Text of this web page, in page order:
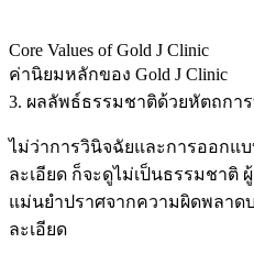
Core Values of Gold J Clinic
ค่านิยมหลักของ Gold J Clinic
3. ผลลัพธ์ธรรมชาติด้วยหัตถกา
ไม่ว่าการวินิจฉัยและการออกแ
ละเอียด ก็จะดูไม่เป็นธรรมชาติ
แม่นยำปราศจากความผิดพลา
ละเอียด